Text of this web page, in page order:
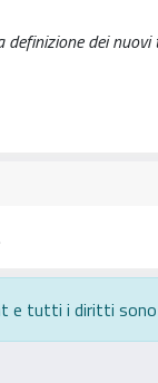
definizione dei
e tutti i diritti